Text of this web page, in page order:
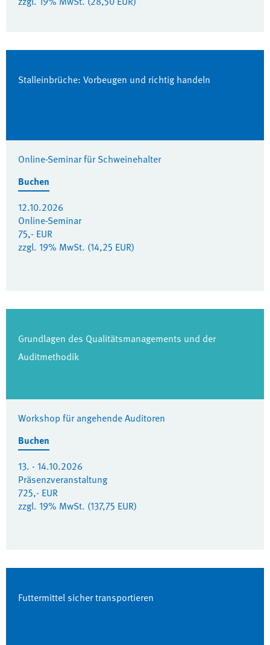
Stalleinbrüche: Vorbeugen und richtig handeln
Online-Seminar für Schweinehalter
Buchen
12.10.2026
Online-Seminar
75,- EUR
zzgl. 19% MwSt. (14,25 EUR)
Grundlagen des Qualitätsmanagements und der
Auditmethodik
Workshop für angehende Auditoren
Buchen
13. - 14.10.2026
Präsenzveranstaltung
725,- EUR
zzgl. 19% MwSt. (137,75 EUR)
Futtermittel sicher transportieren